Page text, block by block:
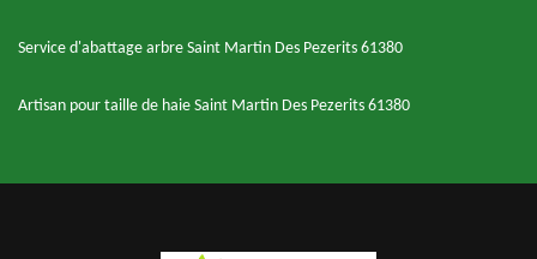
Service d'abattage arbre Saint Martin Des Pezerits 61380
Artisan pour taille de haie Saint Martin Des Pezerits 61380